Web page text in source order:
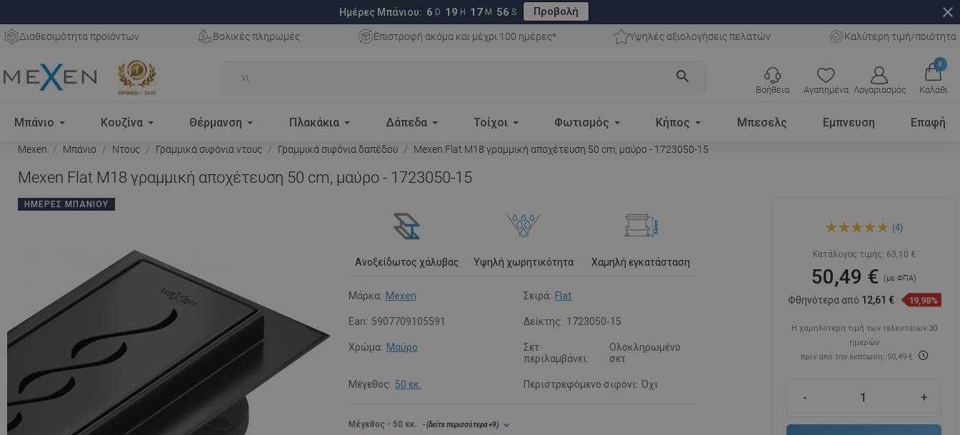
Ημέρες Μπάνιου: 6 D 19 H 17 M 55 S Προβολή close
Διαθεσιμότητα προϊόντων Βολικές πληρωμές Επιστροφή ακόμα και μέχρι 100 ημέρες* Υψηλές αξιολογήσεις πελατών Καλύτερη τιμή/ποιότητα
search
Αγαπημένα Λογαριασμός
0
Καλάθι
Βοήθεια
Μπάνιο Κουζίνα Θέρμανση Πλακάκια Δάπεδα Τοίχοι Φωτισμός Κήπος Μπεσελς Εμπνευση Επαφή
Mexen Μπάνιο Ντους Γραμμικά σιφόνια ντους Γραμμικά σιφόνια δαπέδου Mexen Flat M18 γραμμική αποχέτευση 50 cm, μαύρο - 1723050-15
Mexen Flat M18 γραμμική αποχέτευση 50 cm, μαύρο - 1723050-15
ΗΜΈΡΕΣ ΜΠΆΝΙΟΥ
Ανοξείδωτος χάλυβας Υψηλή χωρητικότητα Χαμηλή εγκατάσταση
Μάρκα: Mexen Σειρά: Flat
Ean: 5907709105591 Δείκτης: 1723050-15
Χρώμα: Μαύρο
Σετ
περιλαμβάνει:
Ολοκληρωμένο
σετ
Μέγεθος: 50 εκ. Περιστρεφόμενο σιφόνι: Όχι
Μέγεθος - 50 εκ. - (δείτε περισσότερα+9)
αποχέτευση 50 cm, μαύρο -
(4)
Κατάλογος τιμής: 63,10 €
50,49 €(με ΦΠΑ)
Φθηνότερα από 12,61 € 19,98%
Η χαμηλότερη τιμή των τελευταίων 30
ημερών
πριν από την έκπτωση: 50,49 €
- +